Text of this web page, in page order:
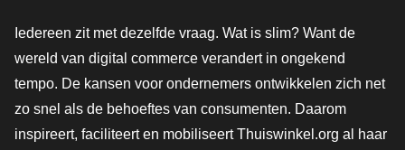
Iedereen zit met dezelfde vraag. Wat is slim? Want de
wereld van digital commerce verandert in ongekend
tempo. De kansen voor ondernemers ontwikkelen zich net
zo snel als de behoeftes van consumenten. Daarom
inspireert, faciliteert en mobiliseert Thuiswinkel.org al haar